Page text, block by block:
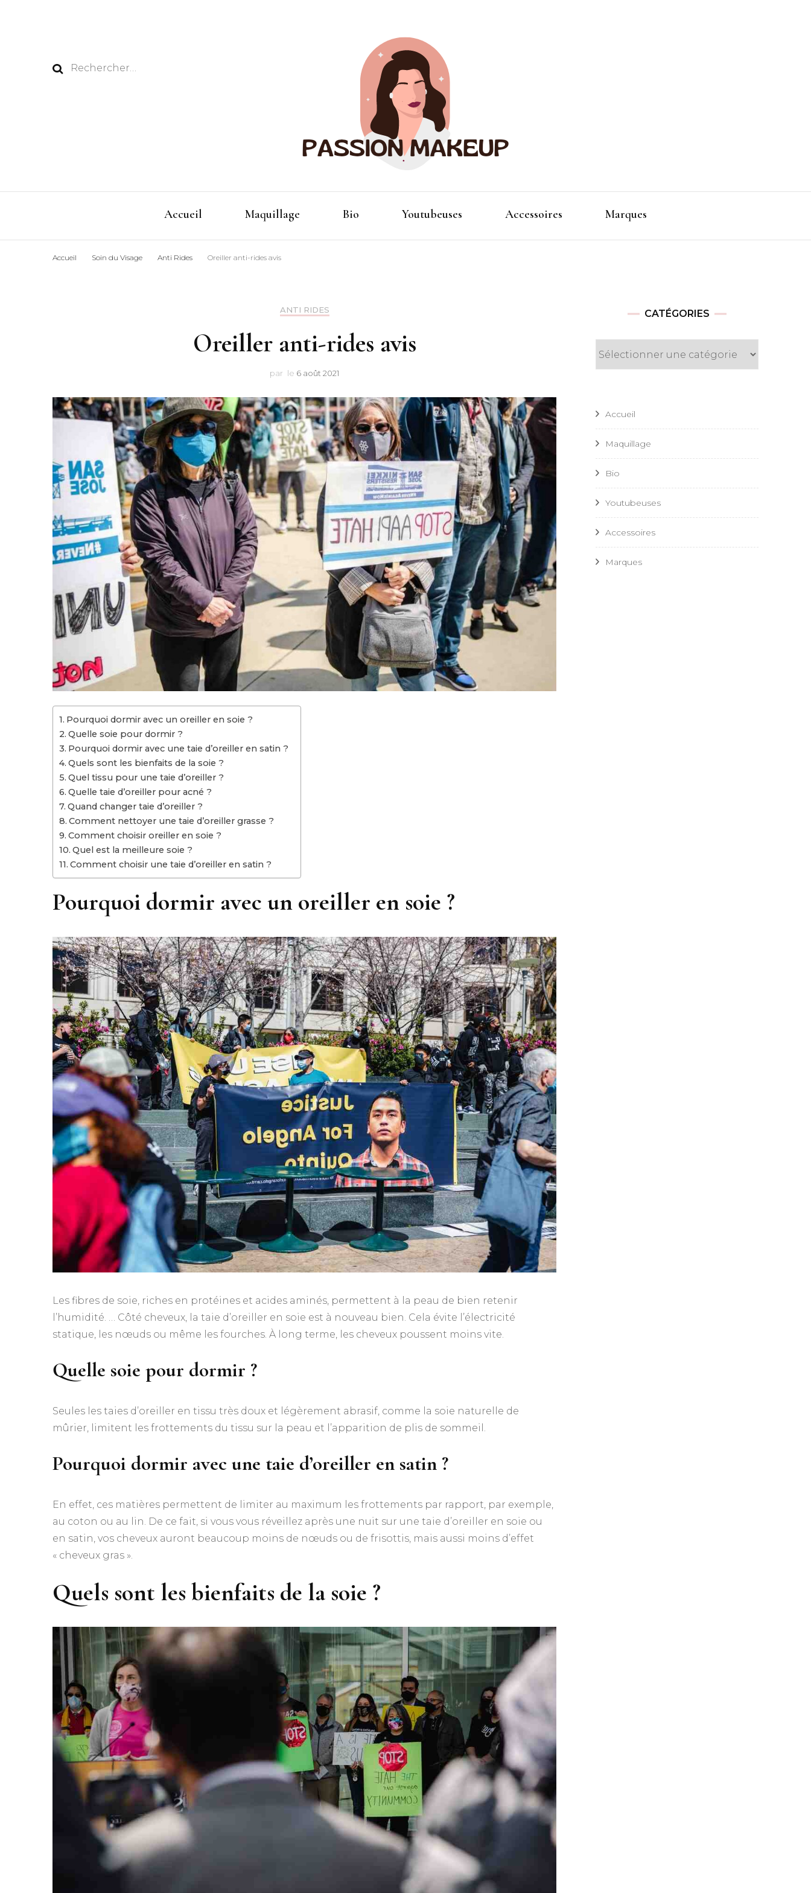
Rechercher :
Passion Makeup
Accueil Maquillage Bio Youtubeuses Accessoires Marques
Accueil Soin du Visage Anti Rides Oreiller anti-rides avis
ANTI RIDES
Oreiller anti-rides avis
par le 6 août 2021
Pourquoi dormir avec un oreiller en soie ?
Quelle soie pour dormir ?
Pourquoi dormir avec une taie d’oreiller en satin ?
Quels sont les bienfaits de la soie ?
Quel tissu pour une taie d’oreiller ?
Quelle taie d’oreiller pour acné ?
Quand changer taie d’oreiller ?
Comment nettoyer une taie d’oreiller grasse ?
Comment choisir oreiller en soie ?
Quel est la meilleure soie ?
Comment choisir une taie d’oreiller en satin ?
Pourquoi dormir avec un oreiller en soie ?
Les fibres de soie, riches en protéines et acides aminés, permettent à la peau de bien retenir
l’humidité. … Côté cheveux, la taie d’oreiller en soie est à nouveau bien. Cela évite l’électricité
statique, les nœuds ou même les fourches. À long terme, les cheveux poussent moins vite.
Quelle soie pour dormir ?
Seules les taies d’oreiller en tissu très doux et légèrement abrasif, comme la soie naturelle de
mûrier, limitent les frottements du tissu sur la peau et l’apparition de plis de sommeil.
Pourquoi dormir avec une taie d’oreiller en satin ?
En effet, ces matières permettent de limiter au maximum les frottements par rapport, par exemple,
au coton ou au lin. De ce fait, si vous vous réveillez après une nuit sur une taie d’oreiller en soie ou
en satin, vos cheveux auront beaucoup moins de nœuds ou de frisottis, mais aussi moins d’effet
« cheveux gras ».
Quels sont les bienfaits de la soie ?
CATÉGORIES
Accueil
Maquillage
Bio
Youtubeuses
Accessoires
Marques